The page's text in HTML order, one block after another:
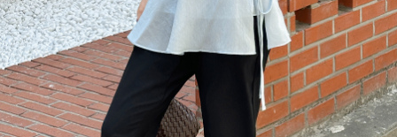
인플루언서 pick!
신상 5%
베스트
익스클루시브